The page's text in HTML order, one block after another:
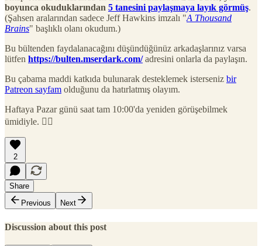
boyunca okuduklarından 5 tanesini paylaşmaya layık görmüş.
(Şahsen aralarından sadece Jeff Hawkins imzalı "A Thousand
Brains" başlıklı olanı okudum.)
Bu bültenden faydalanacağını düşündüğünüz arkadaşlarınız varsa
lütfen https://bulten.mserdark.com/adresini onlarla da paylaşın.
Bu çabama maddi katkıda bulunarak desteklemek isterseniz bir
Patreon sayfam olduğunu da hatırlatmış olayım.
Haftaya Pazar günü saat tam 10:00'da yeniden görüşebilmek
ümidiyle. 🙋‍♂️
2
Share
Previous
Next
Discussion about this post